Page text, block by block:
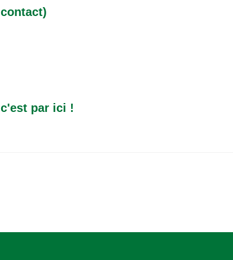
par ici !